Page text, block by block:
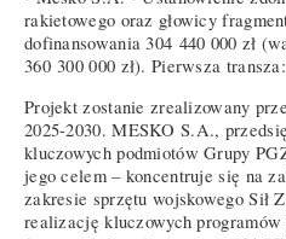
rakietowego oraz głowicy
dofinansowania 304 440 000 zł
360 300 000 zł). Pierwsza
Projekt zostanie zrealizowany
2025-2030. MESKO S.A.,
kluczowych podmiotów Grupy
jego celem – koncentruje się na
zakresie sprzętu wojskowego Sił
realizację kluczowych